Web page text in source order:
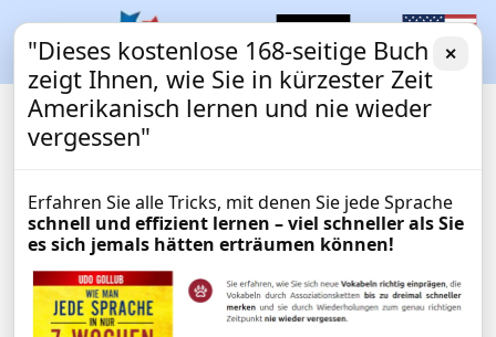
"Dieses kostenlose 168-seitige Buch
zeigt Ihnen, wie Sie in kürzester Zeit
Amerikanisch lernen und nie wieder
vergessen"
✕
Erfahren Sie alle Tricks, mit denen Sie jede Sprache
schnell und effizient lernen – viel schneller als Sie
es sich jemals hätten erträumen können!